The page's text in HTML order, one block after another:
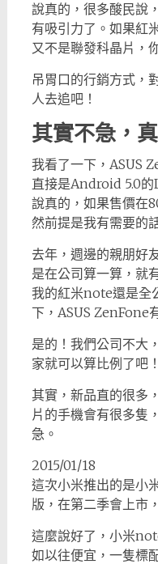
說真的，很多酸民說
有吸引力了。如果紅
又不是聯發科晶片，
吊胃口的行銷方式，
人去追吧！
其實不急，
我看了一下，ASUS
直接是Android 5.0
說真的，如果售價在
然前提是我有需要的
去年，週邊的親朋好
是在公司算一算，就
我的紅米note還是全
下，ASUS ZenFone
是的！我們公司不大
家就可以算比例了吧！
其實，新品直的很多
片的手機會有很多隻
急。
2015/01/18
這次小米推出的是小
版，在第二季會上市
這麼說好了，小米
如以往便宜，一隻標